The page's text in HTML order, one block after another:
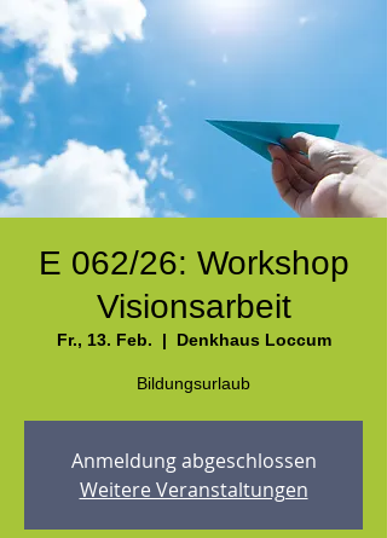
E 062/26: Workshop
Visionsarbeit
Fr., 13. Feb.
  |
Denkhaus Loccum
Anmeldung abgeschlossen
Weitere Veranstaltungen